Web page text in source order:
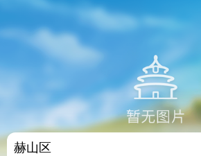
赫山区